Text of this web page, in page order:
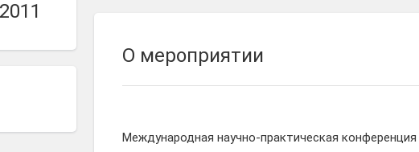
О мероприятии
Международная научно-практическая конференция